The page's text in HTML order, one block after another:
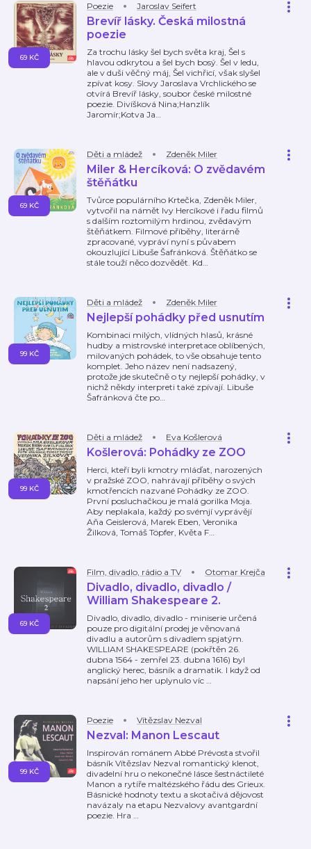
Poezie Jaroslav Seifert
Brevíř lásky. Česká milostná
poezie
Za trochu lásky šel bych světa kraj, Šel s
hlavou odkrytou a šel bych bosý. Šel v ledu,
ale v duši věčný máj, Šel vichřicí, však slyšel
zpívat kosy. Slovy Jaroslava Vrchlického se
otvírá Brevíř lásky, soubor české milostné
poezie. Divíšková Nina;Hanzlík
Jaromír;Kotva Ja…
69 KČ
Děti a mládež Zdeněk Miler
Miler & Hercíková: O zvědavém
štěňátku
Tvůrce populárního Krtečka, Zdeněk Miler,
vytvořil na námět Ivy Hercíkové i řadu filmů
s dalším roztomilým hrdinou, zvědavým
štěňátkem. Filmové příběhy, literárně
zpracované, vypráví nyní s půvabem
okouzlující Libuše Šafránková. Štěňátko se
stále touží něco dozvědět. Kd…
69 KČ
Děti a mládež Zdeněk Miler
Nejlepší pohádky před usnutím
Kombinaci milých, vlídných hlasů, krásné
hudby a mistrovské interpretace oblíbených,
milovaných pohádek, to vše obsahuje tento
komplet. Jeho název není nadsazený,
protože jde skutečně o ty nejlepší pohádky, v
nichž někdy interpreti také zpívají. Libuše
Šafránková čte po…
99 KČ
Děti a mládež Eva Košlerová
Košlerová: Pohádky ze ZOO
Herci, kteří byli kmotry mláďat, narozených
v pražské ZOO, nahrávají příběhy o svých
kmotřencích nazvané Pohádky ze ZOO.
První posluchačkou je malá gorilka Moja.
Aby neplakala, každý po svémjí vyprávějí
Aňa Geislerová, Marek Eben, Veronika
Žilková, Tomáš Töpfer, Květa F…
99 KČ
Film, divadlo, rádio a TV Otomar Krejča
Divadlo, divadlo, divadlo /
William Shakespeare 2.
Divadlo, divadlo, divadlo - miniserie určená
pouze pro digitální prodej je věnovaná
divadlu a autorům s divadlem spjatým.
WILLIAM SHAKESPEARE (pokřtěn 26.
dubna 1564 - zemřel 23. dubna 1616) byl
anglický herec, básník a dramatik. I když od
napsání jeho her uplynulo víc …
69 KČ
Poezie Vítězslav Nezval
Nezval: Manon Lescaut
Inspirován románem Abbé Prévosta stvořil
básník Vítězslav Nezval romantický klenot,
divadelní hru o nekonečné lásce šestnáctileté
Manon a rytíře maltézského řádu des Grieux.
Básnické hodnoty textu a skotačivá dějovost
navázaly na etapu Nezvalovy avantgardní
poezie. Hra …
99 KČ